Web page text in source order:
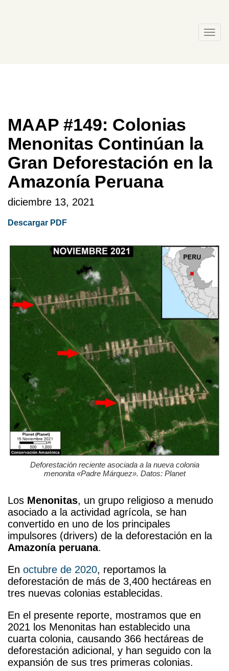
MAAP #149: Colonias
Menonitas Continúan la
Gran Deforestación en la
Amazonía Peruana
diciembre 13, 2021
Descargar PDF
Deforestación reciente asociada a la nueva colonia
menonita «Padre Márquez». Datos: Planet
Los Menonitas, un grupo religioso a menudo
asociado a la actividad agrícola, se han
convertido en uno de los principales
impulsores (drivers) de la deforestación en la
Amazonía peruana.
En octubre de 2020, reportamos la
deforestación de más de 3,400 hectáreas en
tres nuevas colonias establecidas.
En el presente reporte, mostramos que en
2021 los Menonitas han establecido una
cuarta colonia, causando 366 hectáreas de
deforestación adicional, y han seguido con la
expansión de sus tres primeras colonias.